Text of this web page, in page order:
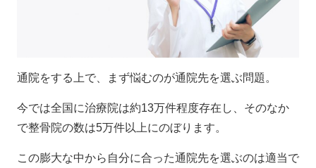
通院をする上で、まず悩むのが通院先を選ぶ問題。
今では全国に治療院は約13万件程度存在し、そのなか
で整骨院の数は5万件以上にのぼります。
この膨大な中から自分に合った通院先を選ぶのは適当で